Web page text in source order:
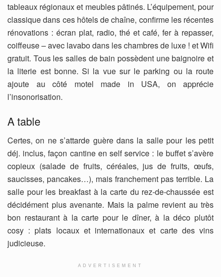
tableaux régionaux et meubles pâtinés. L’équipement, pour
classique dans ces hôtels de chaîne, confirme les récentes
rénovations : écran plat, radio, thé et café, fer à repasser,
coiffeuse – avec lavabo dans les chambres de luxe ! et Wifi
gratuit. Tous les salles de bain possèdent une baignoire et
la literie est bonne. Si la vue sur le parking ou la route
ajoute au côté motel made in USA, on apprécie
l’insonorisation.
A table
Certes, on ne s’attarde guère dans la salle pour les petit
déj. inclus, façon cantine en self service : le buffet s’avère
copieux (salade de fruits, céréales, jus de fruits, œufs,
saucisses, pancakes…), mais franchement pas terrible. La
salle pour les breakfast à la carte du rez-de-chaussée est
décidément plus avenante. Mais la palme revient au très
bon restaurant à la carte pour le dîner, à la déco plutôt
cosy : plats locaux et internationaux et carte des vins
judicieuse.
ADVERTISEMENT